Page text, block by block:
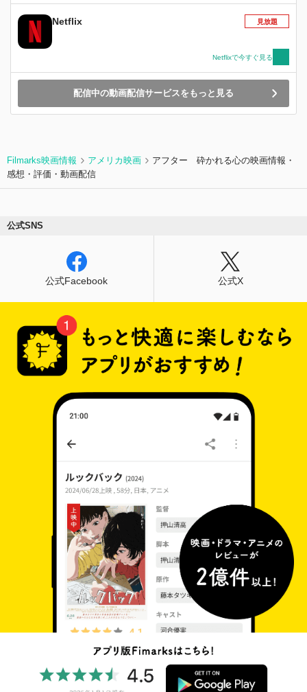
Netflix 見放題
Netflixで今すぐ見る
配信中の動画配信サービスをもっと見る
Filmarks映画情報 アメリカ映画
アフター 砕かれる心の映画情報・
感想・評価・動画配信
公式SNS
公式Facebook 公式X